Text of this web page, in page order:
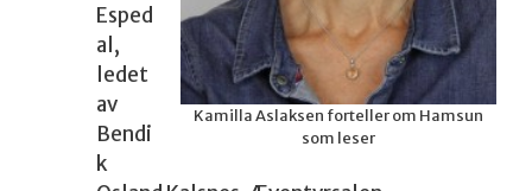
Kamilla Aslaksen forteller om Hamsun
som leser
Esped
al,
ledet
av
Bendi
k